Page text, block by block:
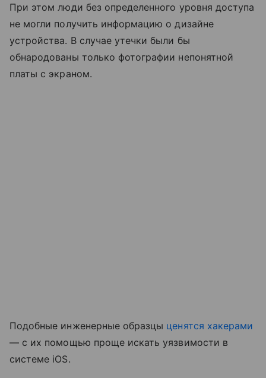
При этом люди без определенного уровня доступа
не могли получить информацию о дизайне
устройства. В случае утечки были бы
обнародованы только фотографии непонятной
платы с экраном.
Подобные инженерные образцы ценятся хакерами
— с их помощью проще искать уязвимости в
системе iOS.